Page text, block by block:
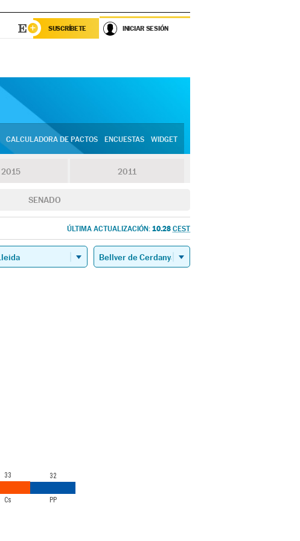
SUSCRÍBETE INICIAR SESIÓN
CALCULADORA DE PACTOS ENCUESTAS WIDGET
2015 2011
SENADO
ÚLTIMA ACTUALIZACIÓN: 10.28 CEST
Cs PP
33 32